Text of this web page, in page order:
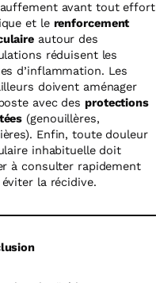
avant tout effort
et le renforcement
autour des
réduisent les
d’inflammation. Les
doivent aménager
avec des protections
(genouillères,
Enfin, toute douleur
inhabituelle doit
à consulter rapidement
la récidive.